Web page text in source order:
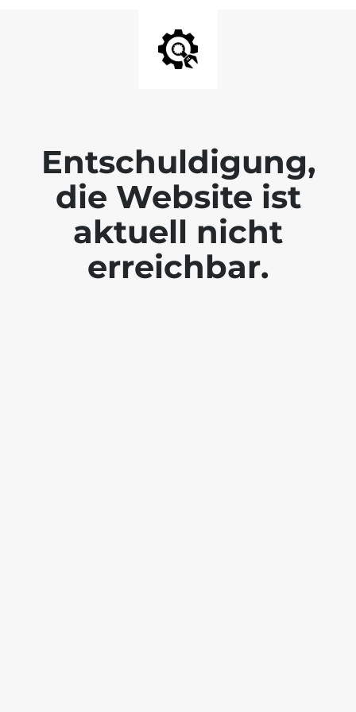
Entschuldigung,
die Website ist
aktuell nicht
erreichbar.